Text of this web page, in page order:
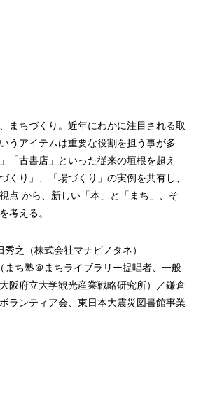
まちづくり。近年にわかに注目される取
うアイテムは重要な役割を担う事が多
「古書店」といった従来の垣根を超え
くり」、「場づくり」の実例を共有し、
点 から、新しい「本」と「まち」、そ
考える。
之（株式会社マナビノタネ）
まち塾＠まちライブラリー提唱者、一般
阪府立大学観光産業戦略研究所）／鎌倉
ランティア会、東日本大震災図書館事業